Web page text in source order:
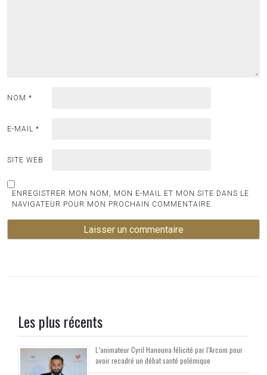
NOM *
E-MAIL *
SITE WEB
ENREGISTRER MON NOM, MON E-MAIL ET MON SITE DANS LE
NAVIGATEUR POUR MON PROCHAIN COMMENTAIRE.
Les plus récents
L’animateur Cyril Hanouna félicité par l’Arcom pour
avoir recadré un débat santé polémique